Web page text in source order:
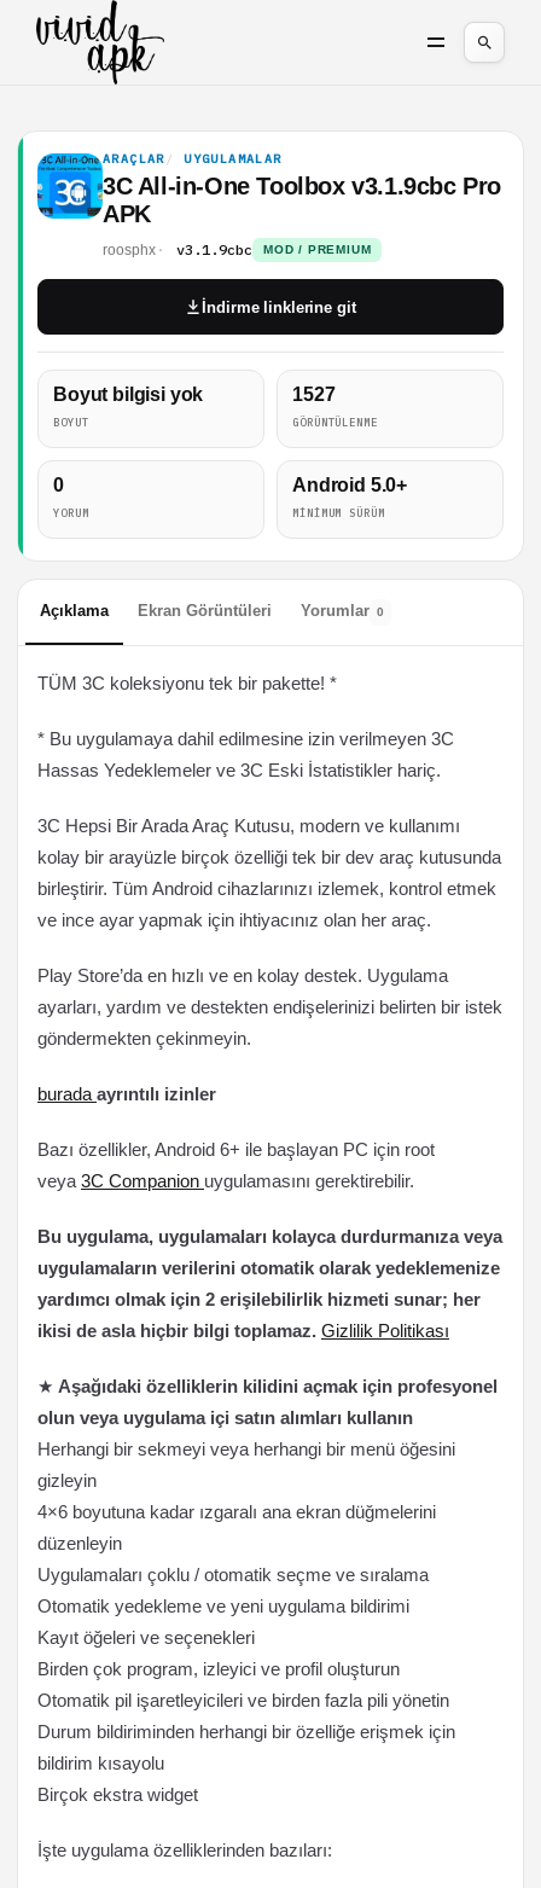
ARAÇLAR UYGULAMALAR
3C All-in-One Toolbox v3.1.9cbc Pro
APK
roosphx v3.1.9cbc MOD / PREMIUM
Boyut bilgisi yok
BOYUT
1527
GÖRÜNTÜLENME
0
YORUM
Android 5.0+
MINIMUM SÜRÜM
İndirme linklerine git
Açıklama Ekran Görüntüleri Yorumlar 0
TÜM 3C koleksiyonu tek bir pakette! *
* Bu uygulamaya dahil edilmesine izin verilmeyen 3C
Hassas Yedeklemeler ve 3C Eski İstatistikler hariç.
3C Hepsi Bir Arada Araç Kutusu, modern ve kullanımı
kolay bir arayüzle birçok özelliği tek bir dev araç kutusunda
birleştirir. Tüm Android cihazlarınızı izlemek, kontrol etmek
ve ince ayar yapmak için ihtiyacınız olan her araç.
Play Store’da en hızlı ve en kolay destek. Uygulama
ayarları, yardım ve destekten endişelerinizi belirten bir istek
göndermekten çekinmeyin.
burada ayrıntılı izinler
Bazı özellikler, Android 6+ ile başlayan PC için root
veya 3C Companion uygulamasını gerektirebilir.
Bu uygulama, uygulamaları kolayca durdurmanıza veya
uygulamaların verilerini otomatik olarak yedeklemenize
yardımcı olmak için 2 erişilebilirlik hizmeti sunar; her
ikisi de asla hiçbir bilgi toplamaz. Gizlilik Politikası
★ Aşağıdaki özelliklerin kilidini açmak için profesyonel
olun veya uygulama içi satın alımları kullanın
Herhangi bir sekmeyi veya herhangi bir menü öğesini
gizleyin
4×6 boyutuna kadar ızgaralı ana ekran düğmelerini
düzenleyin
Uygulamaları çoklu / otomatik seçme ve sıralama
Otomatik yedekleme ve yeni uygulama bildirimi
Kayıt öğeleri ve seçenekleri
Birden çok program, izleyici ve profil oluşturun
Otomatik pil işaretleyicileri ve birden fazla pili yönetin
Durum bildiriminden herhangi bir özelliğe erişmek için
bildirim kısayolu
Birçok ekstra widget
İşte uygulama özelliklerinden bazıları: